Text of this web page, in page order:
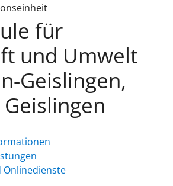
für
und Umwelt
Geislingen,
Onlinedienste